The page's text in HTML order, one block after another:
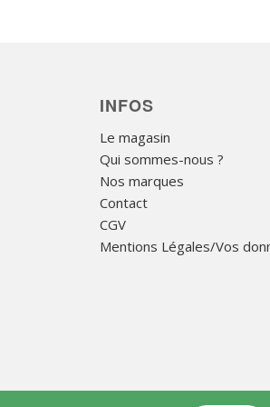
INFOS
Le magasin
Qui sommes-nous ?
Nos marques
Contact
CGV
Mentions Légales/Vos